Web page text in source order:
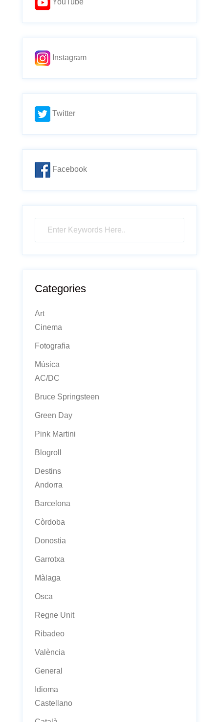
YouTube
Instagram
Twitter
Facebook
Categories
Art
Cinema
Fotografia
Música
AC/DC
Bruce Springsteen
Green Day
Pink Martini
Blogroll
Destins
Andorra
Barcelona
Còrdoba
Donostia
Garrotxa
Màlaga
Osca
Regne Unit
Ribadeo
València
General
Idioma
Castellano